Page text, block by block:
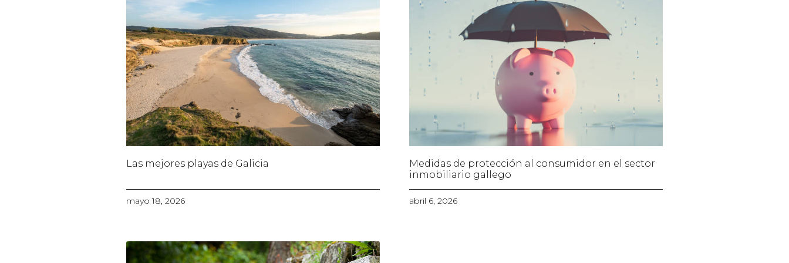
Las mejores playas de Galicia
mayo 18, 2026
Medidas de protección al consumidor en el sector
inmobiliario gallego
abril 6, 2026